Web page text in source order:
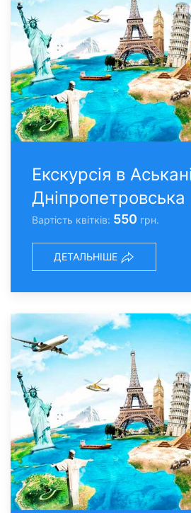
Екскурсія в
Дніпропетровська
Вартість квітків: 550 грн.
ДЕТАЛЬНІШЕ